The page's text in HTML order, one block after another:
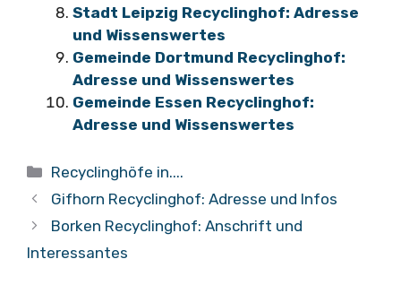
Stadt Leipzig Recyclinghof: Adresse
und Wissenswertes
Gemeinde Dortmund Recyclinghof:
Adresse und Wissenswertes
Gemeinde Essen Recyclinghof:
Adresse und Wissenswertes
Kategorien
Recyclinghöfe in....
Gifhorn Recyclinghof: Adresse und Infos
Borken Recyclinghof: Anschrift und
Interessantes